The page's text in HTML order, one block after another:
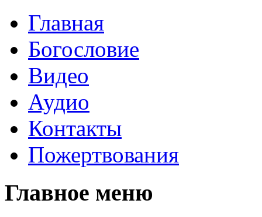
Главная
Богословие
Видео
Аудио
Контакты
Пожертвования
Главное меню